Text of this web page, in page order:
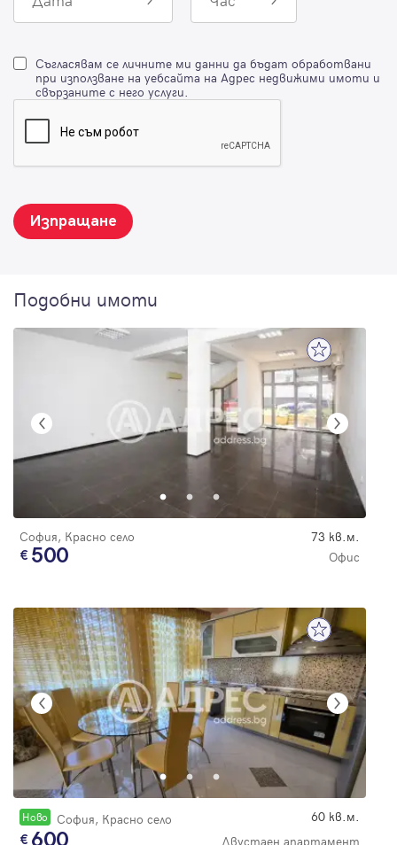
Съгласявам се личните ми данни да бъдат обработвани
при използване на уебсайта на Адрес недвижими имоти и
свързаните с него услуги.
Изпращане
Подобни имоти
София, Красно село 73 кв.м.
500 Офис
Новo София, Красно село 60 кв.м.
Двустаен апартамент